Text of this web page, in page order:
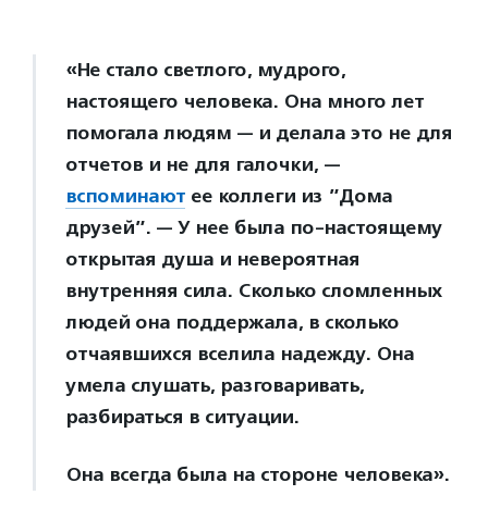
«Не стало светлого, мудрого,
настоящего человека. Она много лет
помогала людям — и делала это не для
отчетов и не для галочки, —
вспоминают ее коллеги из ”Дома
друзей”. — У нее была по-настоящему
открытая душа и невероятная
внутренняя сила. Сколько сломленных
людей она поддержала, в сколько
отчаявшихся вселила надежду. Она
умела слушать, разговаривать,
разбираться в ситуации.
Она всегда была на стороне человека».